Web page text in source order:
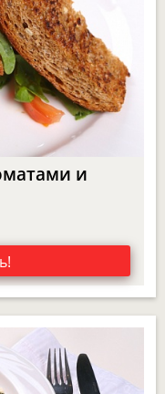
и
!